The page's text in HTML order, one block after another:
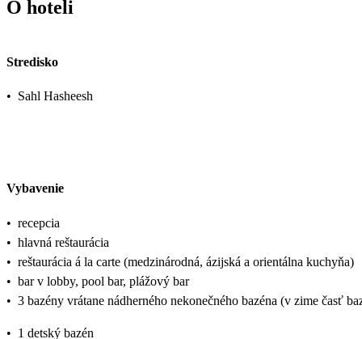
O hoteli
Stredisko
• Sahl Hasheesh
Vybavenie
• recepcia
• hlavná reštaurácia
• reštaurácia á la carte (medzinárodná, ázijská a orientálna kuchyňa)
• bar v lobby, pool bar, plážový bar
• 3 bazény vrátane nádherného nekonečného bazéna (v zime časť
• 1 detský bazén